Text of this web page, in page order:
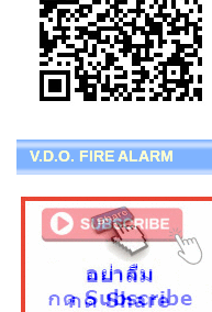
V.D.O. FIRE ALARM